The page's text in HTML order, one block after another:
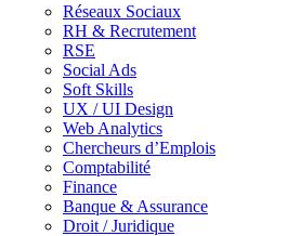
Réseaux Sociaux
RH & Recrutement
RSE
Social Ads
Soft Skills
UX / UI Design
Web Analytics
Chercheurs d’Emplois
Comptabilité
Finance
Banque & Assurance
Droit / Juridique